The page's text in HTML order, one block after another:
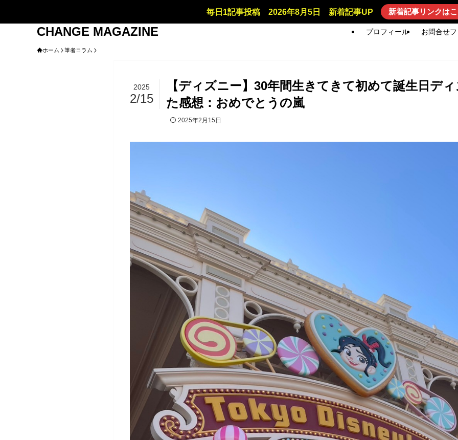
毎日1記事投稿 2026年8月5日 新着記事UP 新着記事リンクは
CHANGE MAGAZINE プロフィール お問合せ
ホーム 筆者コラム
【ディズニー】30年間生きてきて初めて誕生日デ
た感想：おめでとうの嵐
2025
2/15
2025年2月15日